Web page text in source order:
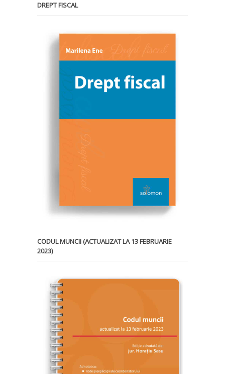
DREPT FISCAL
CODUL MUNCII (ACTUALIZAT LA 13 FEBRUARIE
2023)